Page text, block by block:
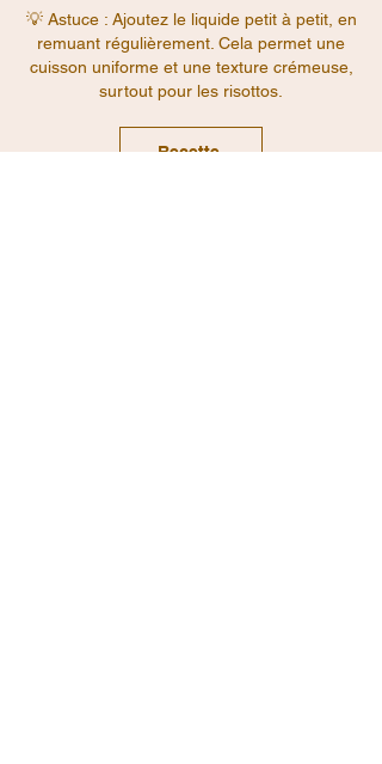
💡 Astuce : Ajoutez le liquide petit à petit, en
remuant régulièrement. Cela permet une
cuisson uniforme et une texture crémeuse,
surtout pour les risottos.
Recette